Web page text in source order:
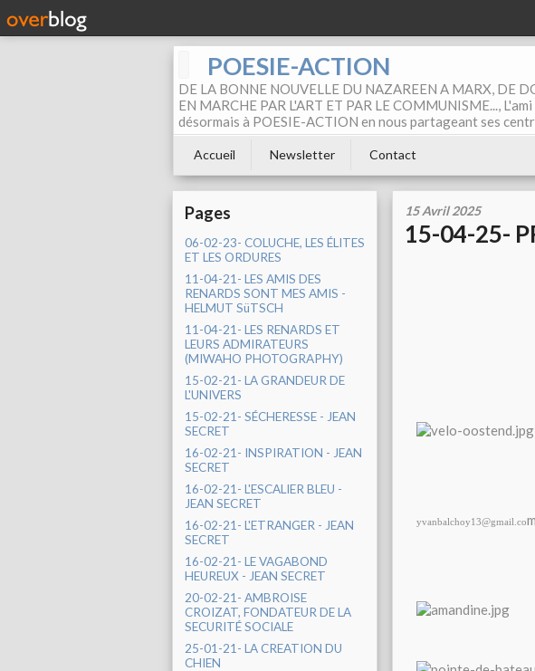
POESIE-ACTION
DE LA BONNE NOUVELLE DU NAZAREEN A MARX, DE
EN MARCHE PAR L'ART ET PAR LE COMMUNISME...,
désormais à POESIE-ACTION en nous partageant ses
Accueil Newsletter Contact
Pages
06-02-23- COLUCHE, LES ÉLITES
ET LES ORDURES
11-04-21- LES AMIS DES
RENARDS SONT MES AMIS -
HELMUT SüTSCH
11-04-21- LES RENARDS ET
LEURS ADMIRATEURS
(MIWAHO PHOTOGRAPHY)
15-02-21- LA GRANDEUR DE
L'UNIVERS
15-02-21- SÉCHERESSE - JEAN
SECRET
16-02-21- INSPIRATION - JEAN
SECRET
16-02-21- L'ESCALIER BLEU -
JEAN SECRET
16-02-21- L'ETRANGER - JEAN
SECRET
16-02-21- LE VAGABOND
HEUREUX - JEAN SECRET
20-02-21- AMBROISE
CROIZAT, FONDATEUR DE LA
SECURITÉ SOCIALE
25-01-21- LA CREATION DU
CHIEN
15 Avril 2025
15-04-25-
yvanbalchoy13@gmail.com